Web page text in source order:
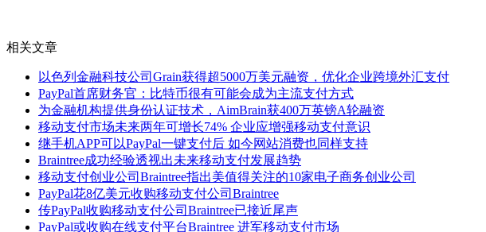
相关文章
以色列金融科技公司Grain获得超5000万美元融资，优化企业跨境外汇支付
PayPal首席财务官：比特币很有可能会成为主流支付方式
为金融机构提供身份认证技术，AimBrain获400万英镑A轮融资
移动支付市场未来两年可增长74% 企业应增强移动支付意识
继手机APP可以PayPal一键支付后 如今网站消费也同样支持
Braintree成功经验透视出未来移动支付发展趋势
移动支付创业公司Braintree指出美值得关注的10家电子商务创业公司
PayPal花8亿美元收购移动支付公司Braintree
传PayPal收购移动支付公司Braintree已接近尾声
PayPal或收购在线支付平台Braintree 进军移动支付市场